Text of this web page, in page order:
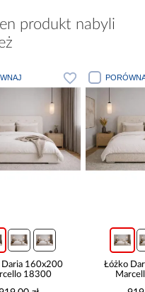
produkt nabyli
Daria 160x200
18300
Łóżko